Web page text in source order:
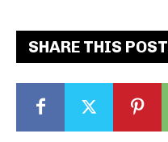
SHARE THIS POST